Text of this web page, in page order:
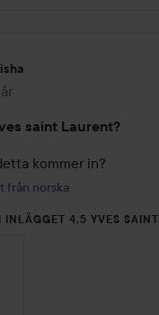
skapades 1 år
saint Laurent?
kommer in?
från norska
INLÄGGET 4,5 YVES